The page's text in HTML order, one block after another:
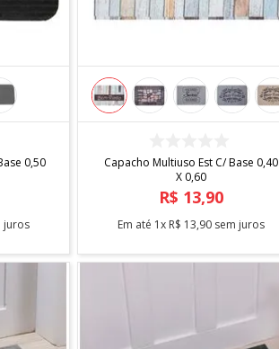
0,50
Capacho Multiuso Est C/ Base 0,40
X 0,60
R$ 13,90
Em até 1x R$ 13,90sem juros